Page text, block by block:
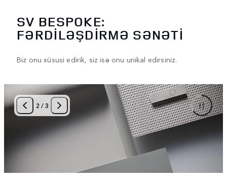
SV BESPOKE:
FƏRDİLƏŞDİRMƏ SƏNƏTİ
Biz onu xüsusi edirik, siz isə onu unikal edirsiniz.
2 /3